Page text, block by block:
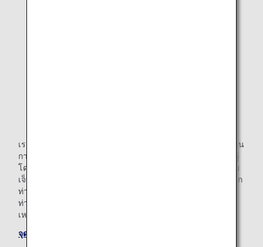
เราพร้อมพูดคุยถึงความจำเป็นและความประสงค์ของท่านในด้าน
การใช้บริการเครื่องบิน เนื่องจากเราเป็นช่องทางติดต่อสำหรับผู้
โดยสารที่มีข้อกังวลเกี่ยวกับการขึ้นเครื่องโดยมีสาเหตุจากความ
เจ็บป่วย อาการบาดเจ็บ หรือภาวะทุพพลภาพ โปรดติดต่อเราหาก
ท่านต้องการใช้อุปกรณ์ทางการแพทย์ระหว่างอยู่บนเครื่อง หาก
ท่านไม่สามารถอยู่ในท่านั่งได้และต้องการขอยืมอุปกรณ์ช่วย
เหลือ หรือหากท่านมีข้อกังวลอื่นๆ
จุดบริการช่วยเหลือผู้ทุพพลภาพของ ANA